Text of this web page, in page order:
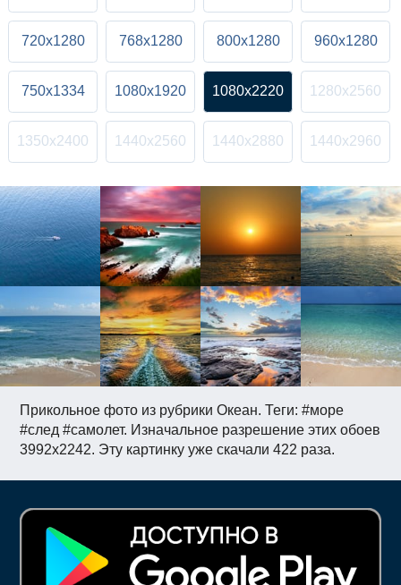
Прикольное фото из рубрики Океан. Теги: #море
#след #самолет. Изначальное разрешение этих обоев
3992x2242. Эту картинку уже скачали 422 раза.
720x1280 768x1280 800x1280 960x1280
750x1334 1080x1920 1080x2220 1280x2560
1350x2400 1440x2560 1440x2880 1440x2960